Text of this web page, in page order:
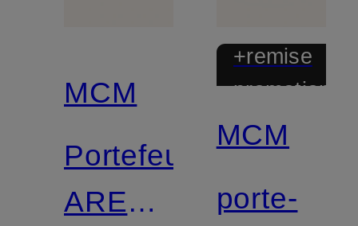
MCM
Portefeuille
AREN
+remise
MCM
porte-